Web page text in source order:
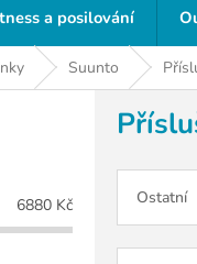
a posilování
Suunto
6880 Kč Ostatní